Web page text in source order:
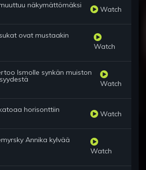
näkymättömäksi Watch
ovat mustaakin
Watch
Ismolle synkän muiston
Watch
horisonttiin Watch
Annika kylvää
Watch